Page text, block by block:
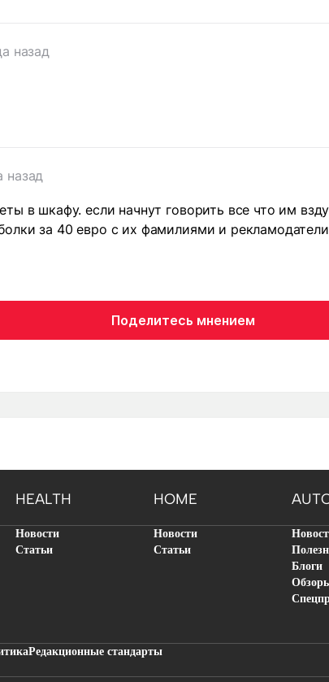
назад
назад
в шкафу. если начнут говорить все что им
за 40 евро с их фамилиями и
Поделитесь мнением
HEALTH HOME
Новости
Статьи
Новости
Статьи
Блоги
Редакционные стандарты